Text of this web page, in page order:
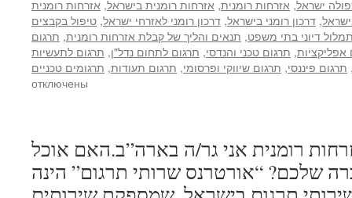
ישראל, אזרחות רומנית, אזרחות רומנית בישראל, אזרחות רומנית
, דרכון רומני בישראל, דרכון רומני לאזרחי ישראל, טיפול בקבצים
דיוני בתי משפט, תנאים והליך של קבלת אזרחות רומנית, תרגום
אפליקציות, תרגום טכני והנדסי, תרגום לתחום נדל"ן, תרגום לתעשיות
תרגום פיננסי, תרגום שיווקי ופרסומי, תרגום תעודות, תרגומים טכניים
отключены
רומנית אני גר/ה בארה”ב.האם אוכל
שלכם? “אורטרנס שרותי תרגום” הינה